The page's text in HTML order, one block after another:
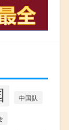
中国队